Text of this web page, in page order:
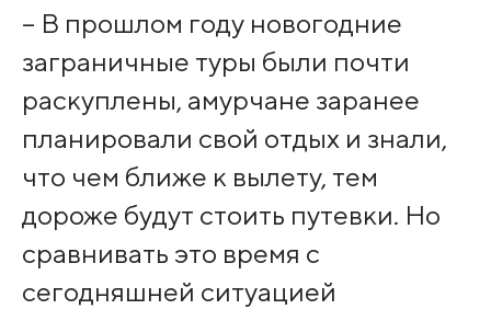
– В прошлом году новогодние
заграничные туры были почти
раскуплены, амурчане заранее
планировали свой отдых и знали,
что чем ближе к вылету, тем
дороже будут стоить путевки. Но
сравнивать это время с
сегодняшней ситуацией